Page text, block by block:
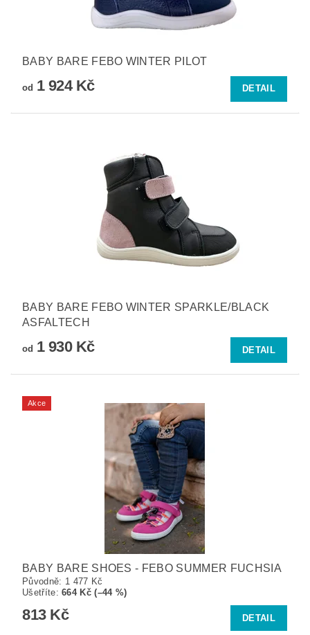
BABY BARE FEBO WINTER PILOT
od 1 924 Kč DETAIL
BABY BARE FEBO WINTER SPARKLE/BLACK
ASFALTECH
od 1 930 Kč DETAIL
Akce
BABY BARE SHOES - FEBO SUMMER FUCHSIA
Původně: 1 477 Kč
Ušetříte:664 Kč (–44 %)
813 Kč DETAIL